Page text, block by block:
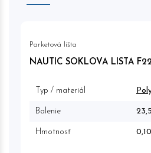
Parketová lišta
NAUTIC SOKLOVA LISTA
Typ / materiál
Balenie
Hmotnosť